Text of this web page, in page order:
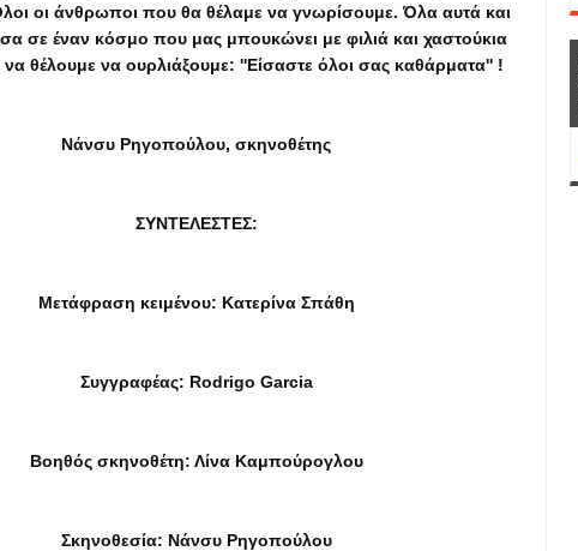
οι άνθρωποι που θα θέλαμε να γνωρίσουμε. Όλα αυτά και
σε έναν κόσμο που μας μπουκώνει με φιλιά και χαστούκια
θέλουμε να ουρλιάξουμε: ''Είσαστε όλοι σας καθάρματα'' !
Νάνσυ Ρηγοπούλου, σκηνοθέτης
ΣΥΝΤΕΛΕΣΤΕΣ:
Μετάφραση κειμένου: Κατερίνα Σπάθη
Συγγραφέας: Rodrigo Garcia
Βοηθός σκηνοθέτη: Λίνα Καμπούρογλου
Σκηνοθεσία: Nάνσυ Ρηγοπούλου